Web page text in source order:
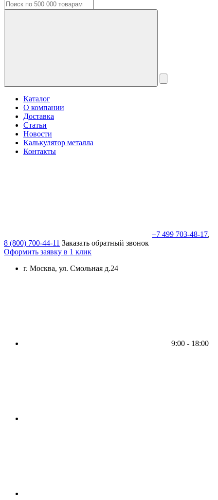
Каталог
О компании
Доставка
Статьи
Новости
Калькулятор металла
Контакты
+7 499 703-48-17,
8 (800) 700-44-11 Заказать обратный звонок
Оформить заявку в 1 клик
г. Москва, ул. Смольная д.24
9:00 - 18:00